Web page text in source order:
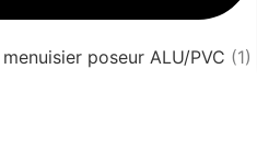
poseur ALU/PVC (1)